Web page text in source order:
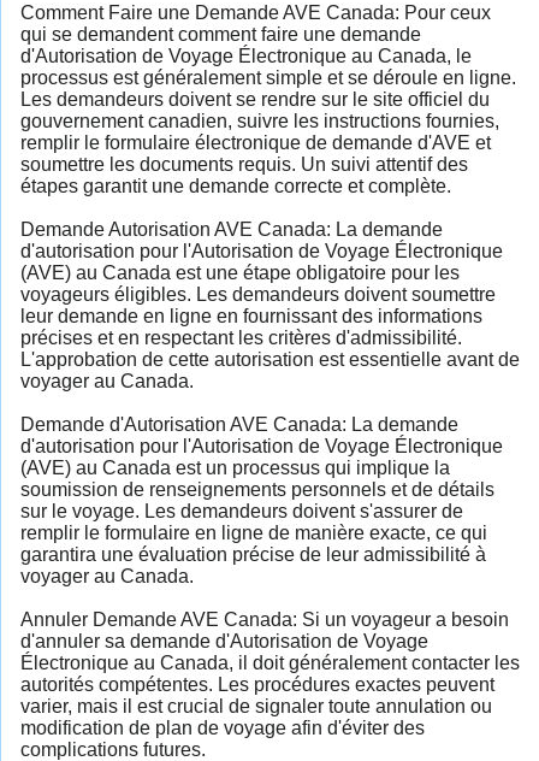
Comment Faire une Demande AVE Canada: Pour ceux
qui se demandent comment faire une demande
d'Autorisation de Voyage Électronique au Canada, le
processus est généralement simple et se déroule en ligne.
Les demandeurs doivent se rendre sur le site officiel du
gouvernement canadien, suivre les instructions fournies,
remplir le formulaire électronique de demande d'AVE et
soumettre les documents requis. Un suivi attentif des
étapes garantit une demande correcte et complète.
Demande Autorisation AVE Canada: La demande
d'autorisation pour l'Autorisation de Voyage Électronique
(AVE) au Canada est une étape obligatoire pour les
voyageurs éligibles. Les demandeurs doivent soumettre
leur demande en ligne en fournissant des informations
précises et en respectant les critères d'admissibilité.
L'approbation de cette autorisation est essentielle avant de
voyager au Canada.
Demande d'Autorisation AVE Canada: La demande
d'autorisation pour l'Autorisation de Voyage Électronique
(AVE) au Canada est un processus qui implique la
soumission de renseignements personnels et de détails
sur le voyage. Les demandeurs doivent s'assurer de
remplir le formulaire en ligne de manière exacte, ce qui
garantira une évaluation précise de leur admissibilité à
voyager au Canada.
Annuler Demande AVE Canada: Si un voyageur a besoin
d'annuler sa demande d'Autorisation de Voyage
Électronique au Canada, il doit généralement contacter les
autorités compétentes. Les procédures exactes peuvent
varier, mais il est crucial de signaler toute annulation ou
modification de plan de voyage afin d'éviter des
complications futures.